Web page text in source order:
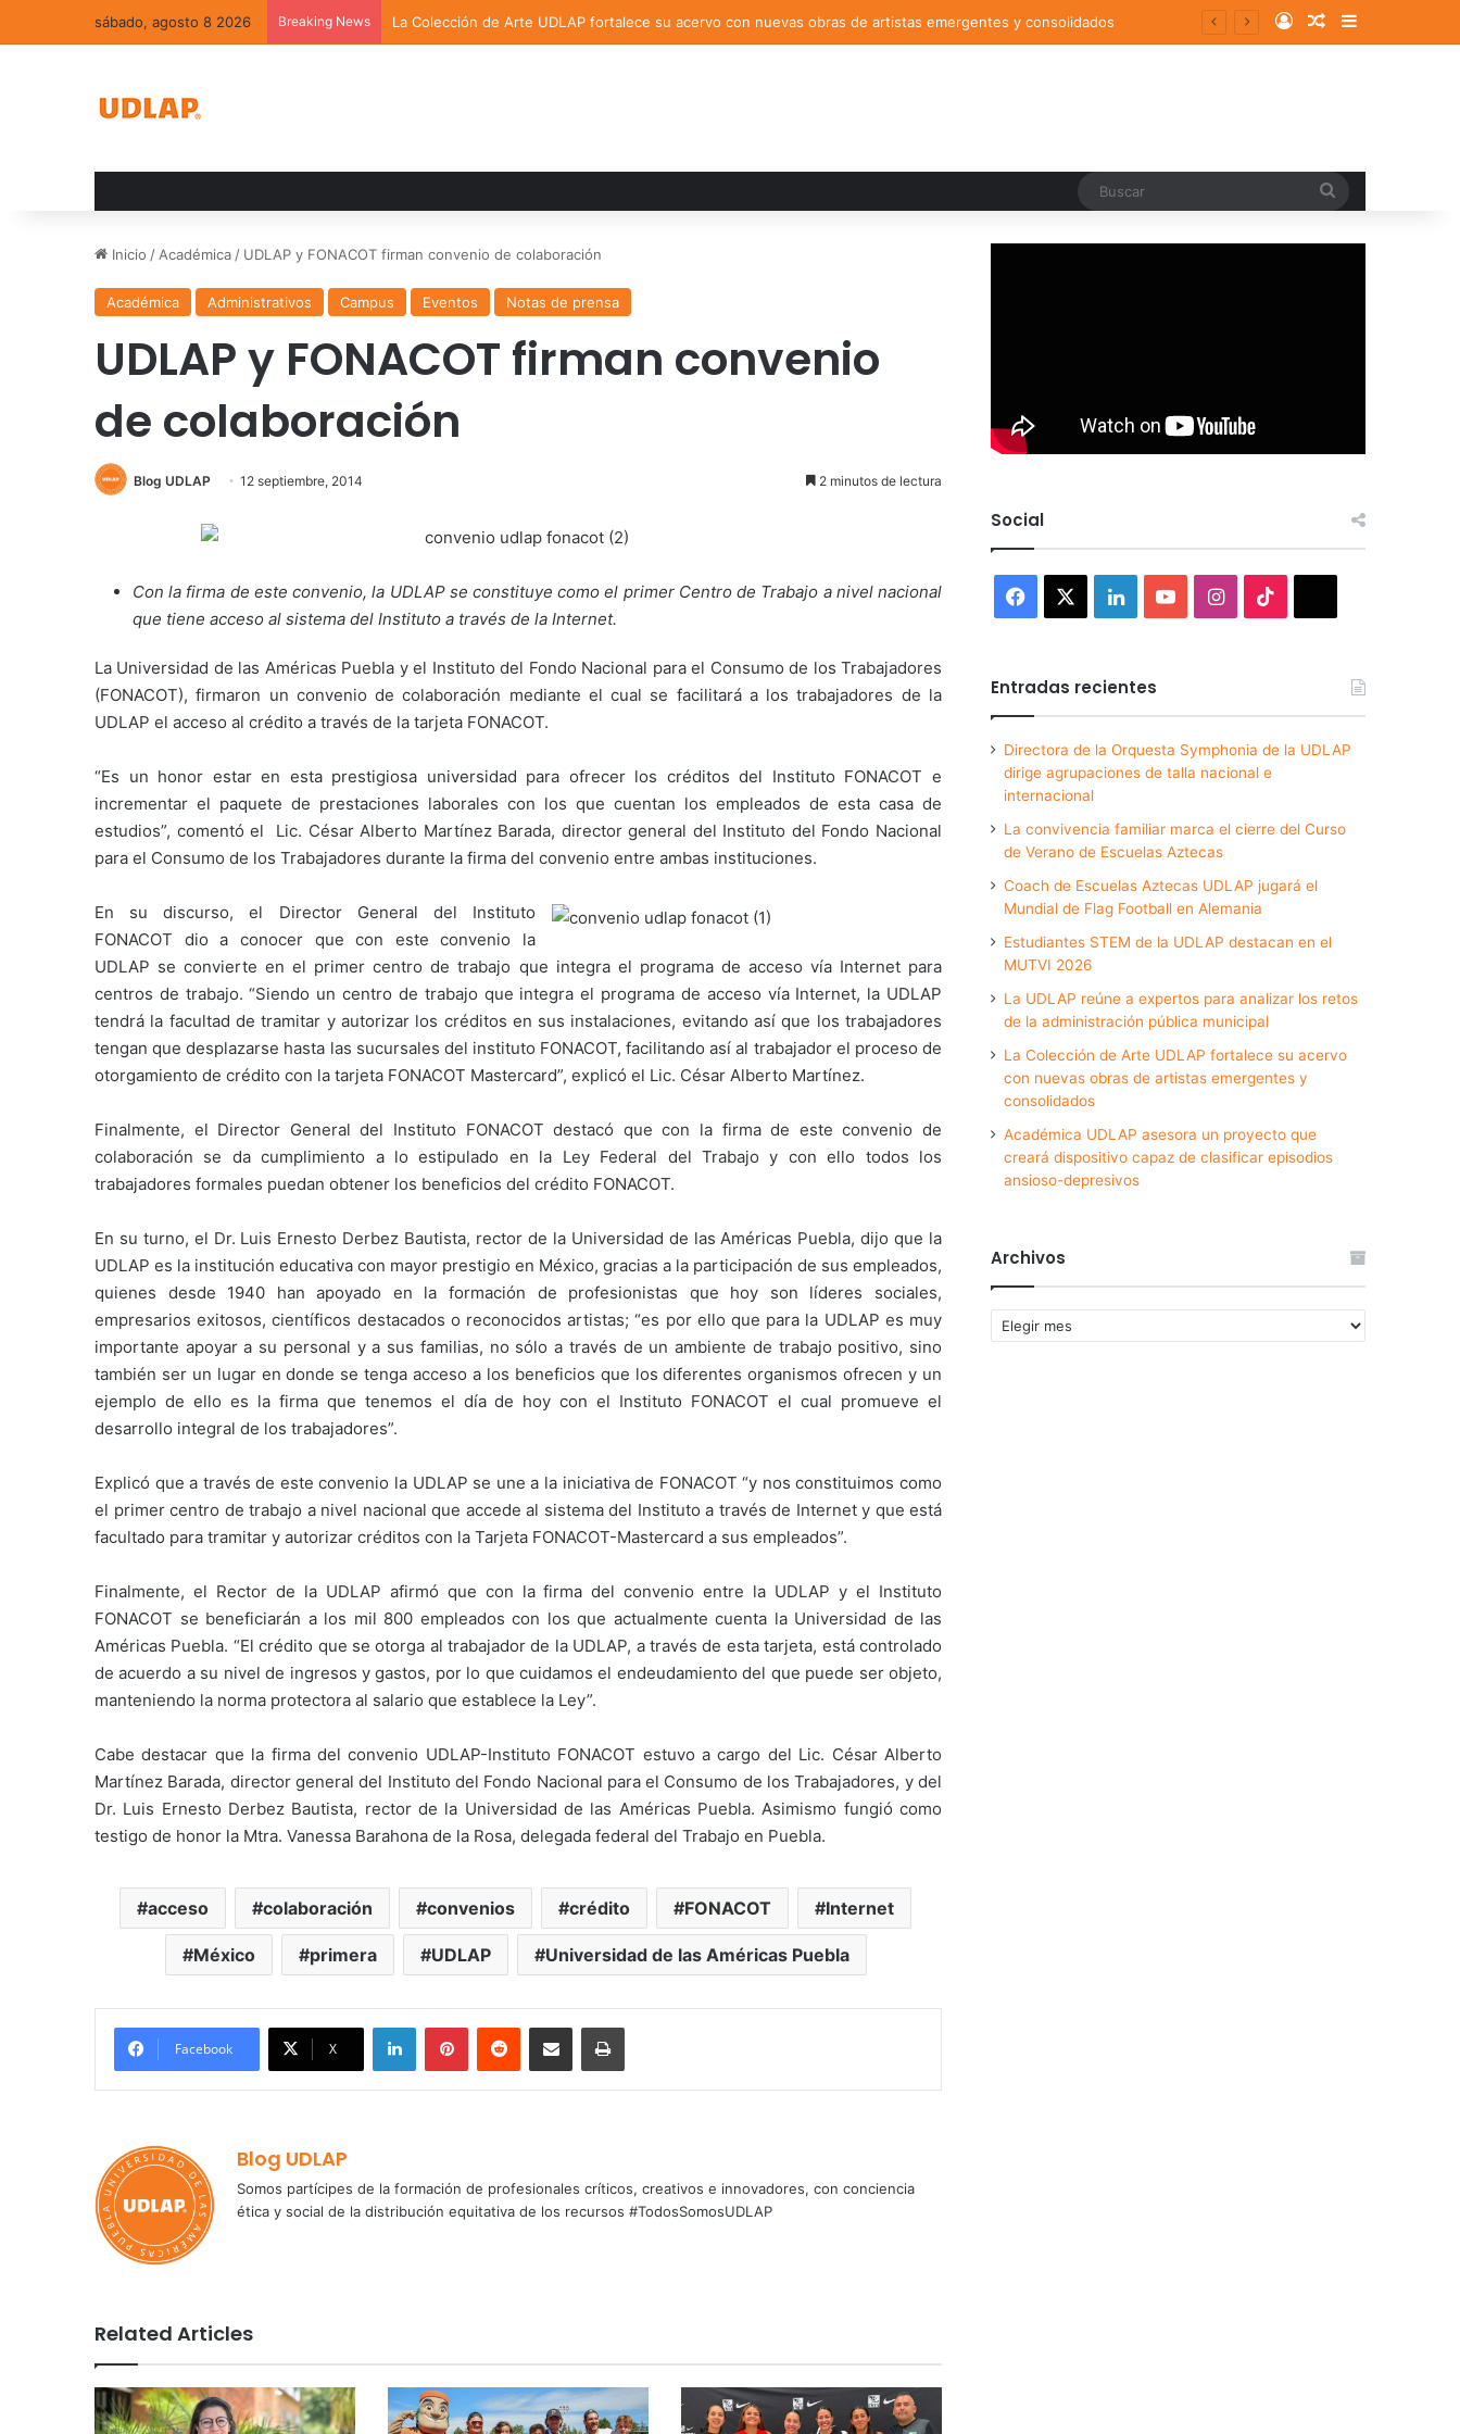
sábado, agosto 8 2026 Breaking News La Colección de Arte UDLAP fortalece su acervo con nuevas obras de artistas emergentes y consolidados Log InRandom Article
Sidebar
Inicio / Académica / UDLAP y FONACOT firman convenio de colaboración
Académica Administrativos Campus Eventos Notas de prensa
UDLAP y FONACOT firman convenio
de colaboración
Blog UDLAP 12 septiembre, 2014 2 minutos de lectura
Con la firma de este convenio, la UDLAP se constituye como el primer Centro de Trabajo a nivel nacional
que tiene acceso al sistema del Instituto a través de la Internet.
La Universidad de las Américas Puebla y el Instituto del Fondo Nacional para el Consumo de los Trabajadores
(FONACOT), firmaron un convenio de colaboración mediante el cual se facilitará a los trabajadores de la
UDLAP el acceso al crédito a través de la tarjeta FONACOT.
“Es un honor estar en esta prestigiosa universidad para ofrecer los créditos del Instituto FONACOT e
incrementar el paquete de prestaciones laborales con los que cuentan los empleados de esta casa de
estudios”, comentó el Lic. César Alberto Martínez Barada, director general del Instituto del Fondo Nacional
para el Consumo de los Trabajadores durante la firma del convenio entre ambas instituciones.
En su discurso, el Director General del Instituto
FONACOT dio a conocer que con este convenio la
UDLAP se convierte en el primer centro de trabajo que integra el programa de acceso vía Internet para
centros de trabajo. “Siendo un centro de trabajo que integra el programa de acceso vía Internet, la UDLAP
tendrá la facultad de tramitar y autorizar los créditos en sus instalaciones, evitando así que los trabajadores
tengan que desplazarse hasta las sucursales del instituto FONACOT, facilitando así al trabajador el proceso de
otorgamiento de crédito con la tarjeta FONACOT Mastercard”, explicó el Lic. César Alberto Martínez.
Finalmente, el Director General del Instituto FONACOT destacó que con la firma de este convenio de
colaboración se da cumplimiento a lo estipulado en la Ley Federal del Trabajo y con ello todos los
trabajadores formales puedan obtener los beneficios del crédito FONACOT.
En su turno, el Dr. Luis Ernesto Derbez Bautista, rector de la Universidad de las Américas Puebla, dijo que la
UDLAP es la institución educativa con mayor prestigio en México, gracias a la participación de sus empleados,
quienes desde 1940 han apoyado en la formación de profesionistas que hoy son líderes sociales,
empresarios exitosos, científicos destacados o reconocidos artistas; “es por ello que para la UDLAP es muy
importante apoyar a su personal y a sus familias, no sólo a través de un ambiente de trabajo positivo, sino
también ser un lugar en donde se tenga acceso a los beneficios que los diferentes organismos ofrecen y un
ejemplo de ello es la firma que tenemos el día de hoy con el Instituto FONACOT el cual promueve el
desarrollo integral de los trabajadores”.
Explicó que a través de este convenio la UDLAP se une a la iniciativa de FONACOT “y nos constituimos como
el primer centro de trabajo a nivel nacional que accede al sistema del Instituto a través de Internet y que está
facultado para tramitar y autorizar créditos con la Tarjeta FONACOT-Mastercard a sus empleados”.
Finalmente, el Rector de la UDLAP afirmó que con la firma del convenio entre la UDLAP y el Instituto
FONACOT se beneficiarán a los mil 800 empleados con los que actualmente cuenta la Universidad de las
Américas Puebla. “El crédito que se otorga al trabajador de la UDLAP, a través de esta tarjeta, está controlado
de acuerdo a su nivel de ingresos y gastos, por lo que cuidamos el endeudamiento del que puede ser objeto,
manteniendo la norma protectora al salario que establece la Ley”.
Cabe destacar que la firma del convenio UDLAP-Instituto FONACOT estuvo a cargo del Lic. César Alberto
Martínez Barada, director general del Instituto del Fondo Nacional para el Consumo de los Trabajadores, y del
Dr. Luis Ernesto Derbez Bautista, rector de la Universidad de las Américas Puebla. Asimismo fungió como
testigo de honor la Mtra. Vanessa Barahona de la Rosa, delegada federal del Trabajo en Puebla.
acceso colaboración convenios crédito FONACOT Internet
México primera UDLAP Universidad de las Américas Puebla
Facebook X
LinkedInPinterestReddit Share via Email Print
Blog UDLAP
Somos partícipes de la formación de profesionales críticos, creativos e innovadores, con conciencia
ética y social de la distribución equitativa de los recursos #TodosSomosUDLAP
Related Articles
Social
Facebook LinkedInYouTubeInstagram
Entradas recientes
Directora de la Orquesta Symphonia de la UDLAP
dirige agrupaciones de talla nacional e
internacional
La convivencia familiar marca el cierre del Curso
de Verano de Escuelas Aztecas
Coach de Escuelas Aztecas UDLAP jugará el
Mundial de Flag Football en Alemania
Estudiantes STEM de la UDLAP destacan en el
MUTVI 2026
La UDLAP reúne a expertos para analizar los retos
de la administración pública municipal
La Colección de Arte UDLAP fortalece su acervo
con nuevas obras de artistas emergentes y
consolidados
Académica UDLAP asesora un proyecto que
creará dispositivo capaz de clasificar episodios
ansioso-depresivos
Archivos
Archivos